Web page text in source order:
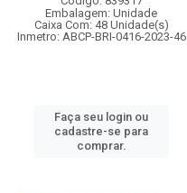
Embalagem: Unidade
Caixa Com: 48 Unidade(s)
Inmetro: ABCP-BRI-0416-2023-46
Faça seu login ou
cadastre-se para
comprar.